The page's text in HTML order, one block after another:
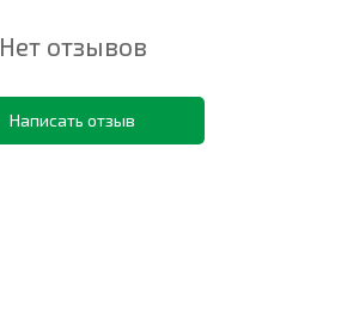
Нет отзывов
Написать отзыв